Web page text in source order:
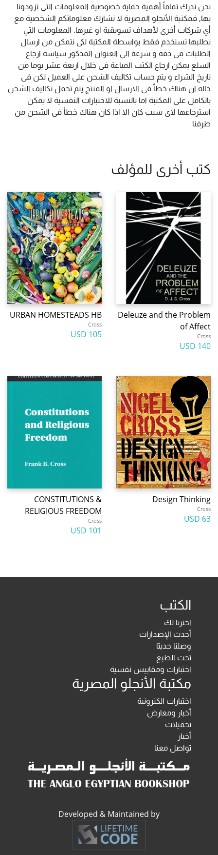
نحن ندرك تماماً أهمية حماية خصوصية المعلومات التي تزودونا
بها, فمكتبة الأنجلو المصرية لا تشارك معلوماتكم الشخصية مع
أي شركات أخرى لأهداف تسويقية او غيرها. المعلومات التي
نطلبها تستخدم فقط بواسطة المكتبة لكى نتمكن من ارسال
الطلبات فى دقه و سرعة الى العنوان المذكور سياسة ارجاع
السلع يمكن ارجاع الكتب المباعة فى خلال اربعة عشر يوما من
تاريخ الشراء و يتم حساب تكاليف الشحن على العميل لكن فى
حاله ان هناك خطأ فى الارسال او المنتج يتم تحمل تكاليف الشحن
بالكامل على المكتبة اما بالنسبة للاختبارات النفسية لا يمكن
استرجاعها لاى سبب كان الا اذا كان هناك خطأ فى الشحن من
طرفنا
كتب أخرى للمؤلف
Deleuze and the Problem
of Affect
Cross
140 USD
URBAN HOMESTEADS HB
Cross
105 USD
Design Thinking
Cross
63 USD
CONSTITUTIONS &
RELIGIOUS FREEDOM
Cross
101 USD
الكتب
اخترنا لك
أحدث الإصدارات
وصلنا حديثا
تحت الطبع
اختبارات ومقاييس نفسية
مكتبة الأنجلو المصرية
اختبارات الكترونية
أخبار ومعارض
تحميلات
أخبار
تواصل معنا
Developed & Maintained by